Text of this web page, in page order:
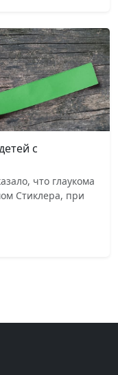
с
что глаукома
Стиклера, при